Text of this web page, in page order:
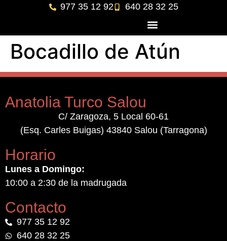
977 35 12 92 640 28 32 25
Bocadillo de Atún
Anatolia Turco Salou
C/ Zaragoza, 5 Local 60-61
(Esq. Carles Buigas) 43840 Salou (Tarragona)
Horario
Lunes a Domingo:
10:00 a 2:30 de la madrugada
Contacto
977 35 12 92
640 28 32 25